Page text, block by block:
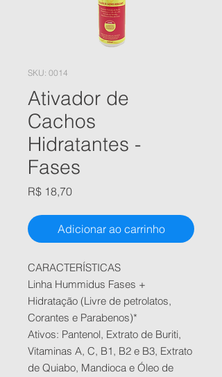
SKU: 0014
Ativador de
Cachos
Hidratantes -
Fases
R$ 18,70Preço
Adicionar ao carrinho
CARACTERÍSTICAS
Linha Hummidus Fases +
Hidratação (Livre de petrolatos,
Corantes e Parabenos)*
Ativos: Pantenol, Extrato de Buriti,
Vitaminas A, C, B1, B2 e B3, Extrato
de Quiabo, Mandioca e Óleo de